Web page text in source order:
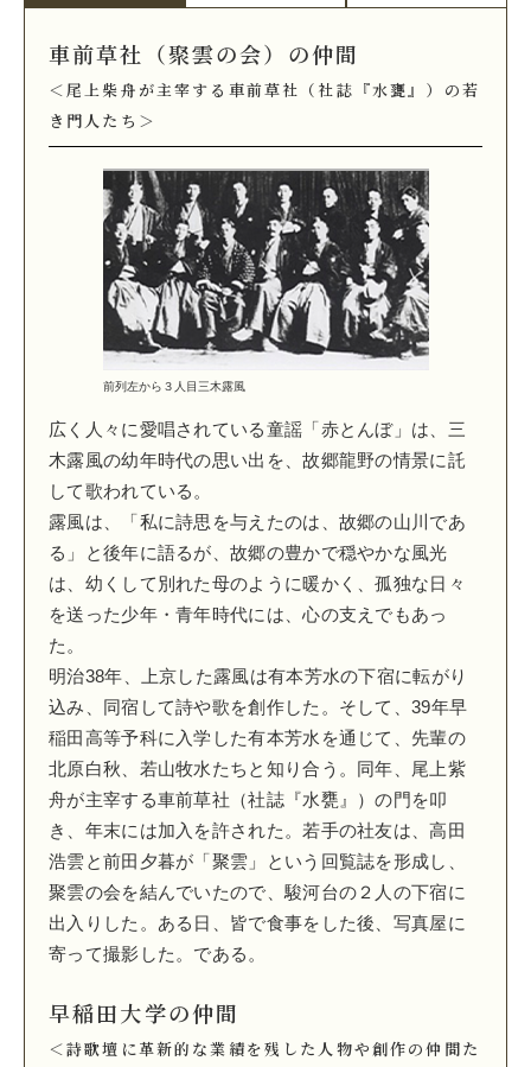
車前草社（聚雲の会）の仲間
＜尾上柴舟が主宰する車前草社（社誌『水甕』）の若
き門人たち＞
前列左から３人目三木露風
広く人々に愛唱されている童謡「赤とんぼ」は、三
木露風の幼年時代の思い出を、故郷龍野の情景に託
して歌われている。
露風は、「私に詩思を与えたのは、故郷の山川であ
る」と後年に語るが、故郷の豊かで穏やかな風光
は、幼くして別れた母のように暖かく、孤独な日々
を送った少年・青年時代には、心の支えでもあっ
た。
明治38年、上京した露風は有本芳水の下宿に転がり
込み、同宿して詩や歌を創作した。そして、39年早
稲田高等予科に入学した有本芳水を通じて、先輩の
北原白秋、若山牧水たちと知り合う。同年、尾上紫
舟が主宰する車前草社（社誌『水甕』）の門を叩
き、年末には加入を許された。若手の社友は、高田
浩雲と前田夕暮が「聚雲」という回覧誌を形成し、
聚雲の会を結んでいたので、駿河台の２人の下宿に
出入りした。ある日、皆で食事をした後、写真屋に
寄って撮影した。である。
早稲田大学の仲間
＜詩歌壇に革新的な業績を残した人物や創作の仲間た